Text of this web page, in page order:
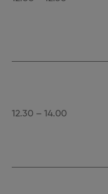
12.30 – 14.00